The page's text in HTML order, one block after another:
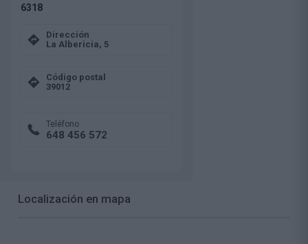
6318
Dirección
La Albericia, 5
Código postal
39012
Teléfono
648 456 572
Localización en mapa